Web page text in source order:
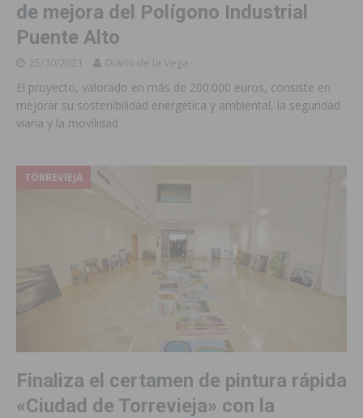
de mejora del Polígono Industrial
Puente Alto
25/10/2021 Diario de la Vega
El proyecto, valorado en más de 200.000 euros, consiste en
mejorar su sostenibilidad energética y ambiental, la seguridad
viaria y la movilidad
TORREVIEJA
Finaliza el certamen de pintura rápida
«Ciudad de Torrevieja» con la